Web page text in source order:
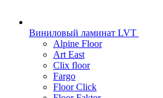
Виниловый ламинат LVT
Alpine Floor
Art East
Clix floor
Fargo
Floor Click